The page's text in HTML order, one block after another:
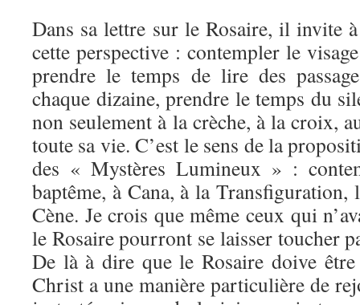
Dans sa lettre sur le Rosaire, il invite
cette perspective : contempler le
prendre le temps de lire des
chaque dizaine, prendre le temps du
non seulement à la crèche, à la croix,
toute sa vie. C’est le sens de la
des « Mystères Lumineux » :
baptême, à Cana, à la Transfiguration,
Cène. Je crois que même ceux qui
le Rosaire pourront se laisser toucher
De là à dire que le Rosaire doive
Christ a une manière particulière de